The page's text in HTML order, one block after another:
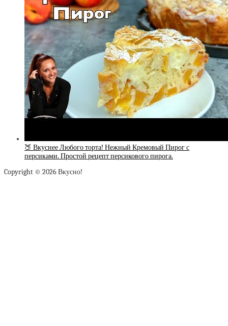
🍑 Вкуснее Любого торта! Нежный Кремовый Пирог с
персиками. Простой рецепт персикового пирога.
Copyright © 2026 Вкусно!